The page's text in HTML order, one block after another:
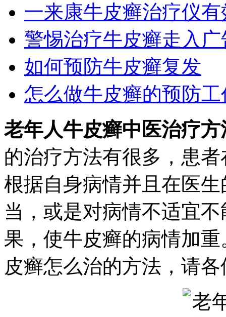
一来康牛皮癣治疗仪
警惕治疗牛皮癣走入
如何预防牛皮癣复发
怎么做牛皮癣的预防工
老年人牛皮癣中医治疗
的治疗方法有很多，患
根据自身病情并且在医
当，或是对病情不适宜
果，使牛皮癣的病情加
皮癣怎么治的方法，请